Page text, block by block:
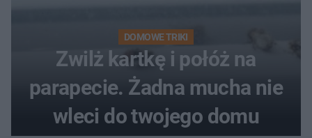
DOMOWE TRIKI
Zwilż kartkę i połóż na
parapecie. Żadna mucha nie
wleci do twojego domu